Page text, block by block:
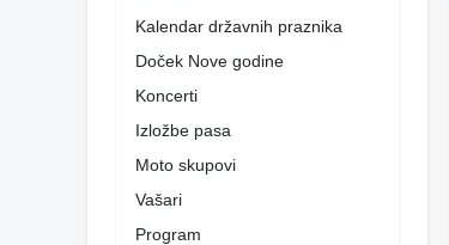
Kalendar državnih praznika
Doček Nove godine
Koncerti
Izložbe pasa
Moto skupovi
Vašari
Program